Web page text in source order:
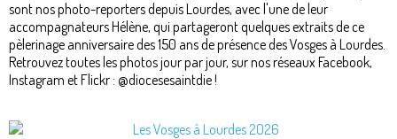
sont nos photo-reporters depuis Lourdes, avec l'une de leur
accompagnateurs Hélène, qui partageront quelques extraits de ce
pèlerinage anniversaire des 150 ans de présence des Vosges à Lourdes.
Retrouvez toutes les photos jour par jour, sur nos réseaux Facebook,
Instagram et Flickr : @diocesesaintdie !